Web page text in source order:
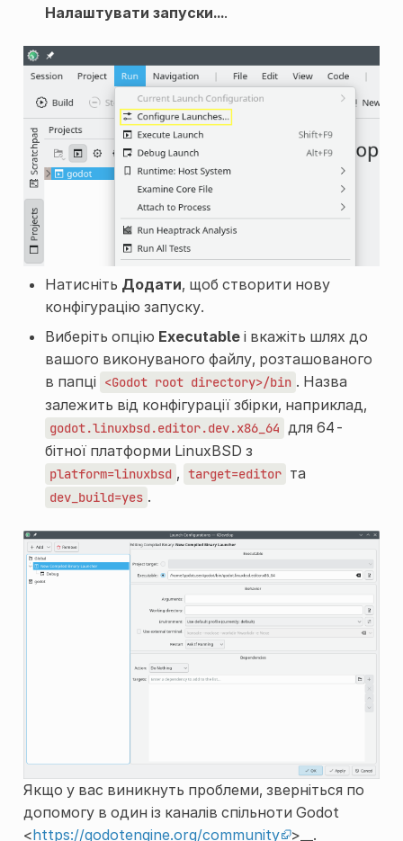
Налаштувати запуски....
Натисніть Додати, щоб створити нову
конфігурацію запуску.
Виберіть опцію Executableі вкажіть шлях до
вашого виконуваного файлу, розташованого
в папці
<Godot root directory>/bin . Назва
залежить від конфігурації збірки, наприклад,
godot.linuxbsd.editor.dev.x86_64 для 64-
бітної платформи LinuxBSD з
platform=linuxbsd , target=editor та
dev_build=yes .
Якщо у вас виникнуть проблеми, зверніться по
допомогу в один із каналів спільноти Godot
<https://godotengine.org/community >__.